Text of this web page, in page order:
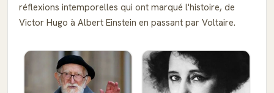
réflexions intemporelles qui ont marqué l'histoire, de
Victor Hugo à Albert Einstein en passant par Voltaire.